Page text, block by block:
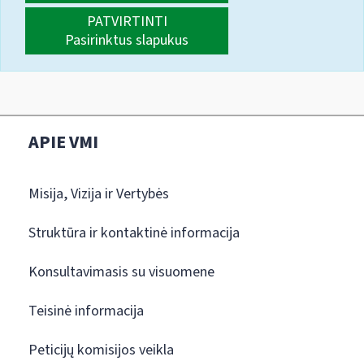
PATVIRTINTI
Pasirinktus slapukus
APIE VMI
Misija, Vizija ir Vertybės
Struktūra ir kontaktinė informacija
Konsultavimasis su visuomene
Teisinė informacija
Peticijų komisijos veikla